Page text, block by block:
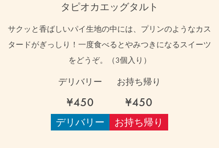
タピオカエッグタルト
サクッと香ばしいパイ生地の中には、プリンのようなカス
タードがぎっしり！一度食べるとやみつきになるスイーツ
をどうぞ。（3個入り）
デリバリー
¥450
デリバリー
お持ち帰り
¥450
お持ち帰り